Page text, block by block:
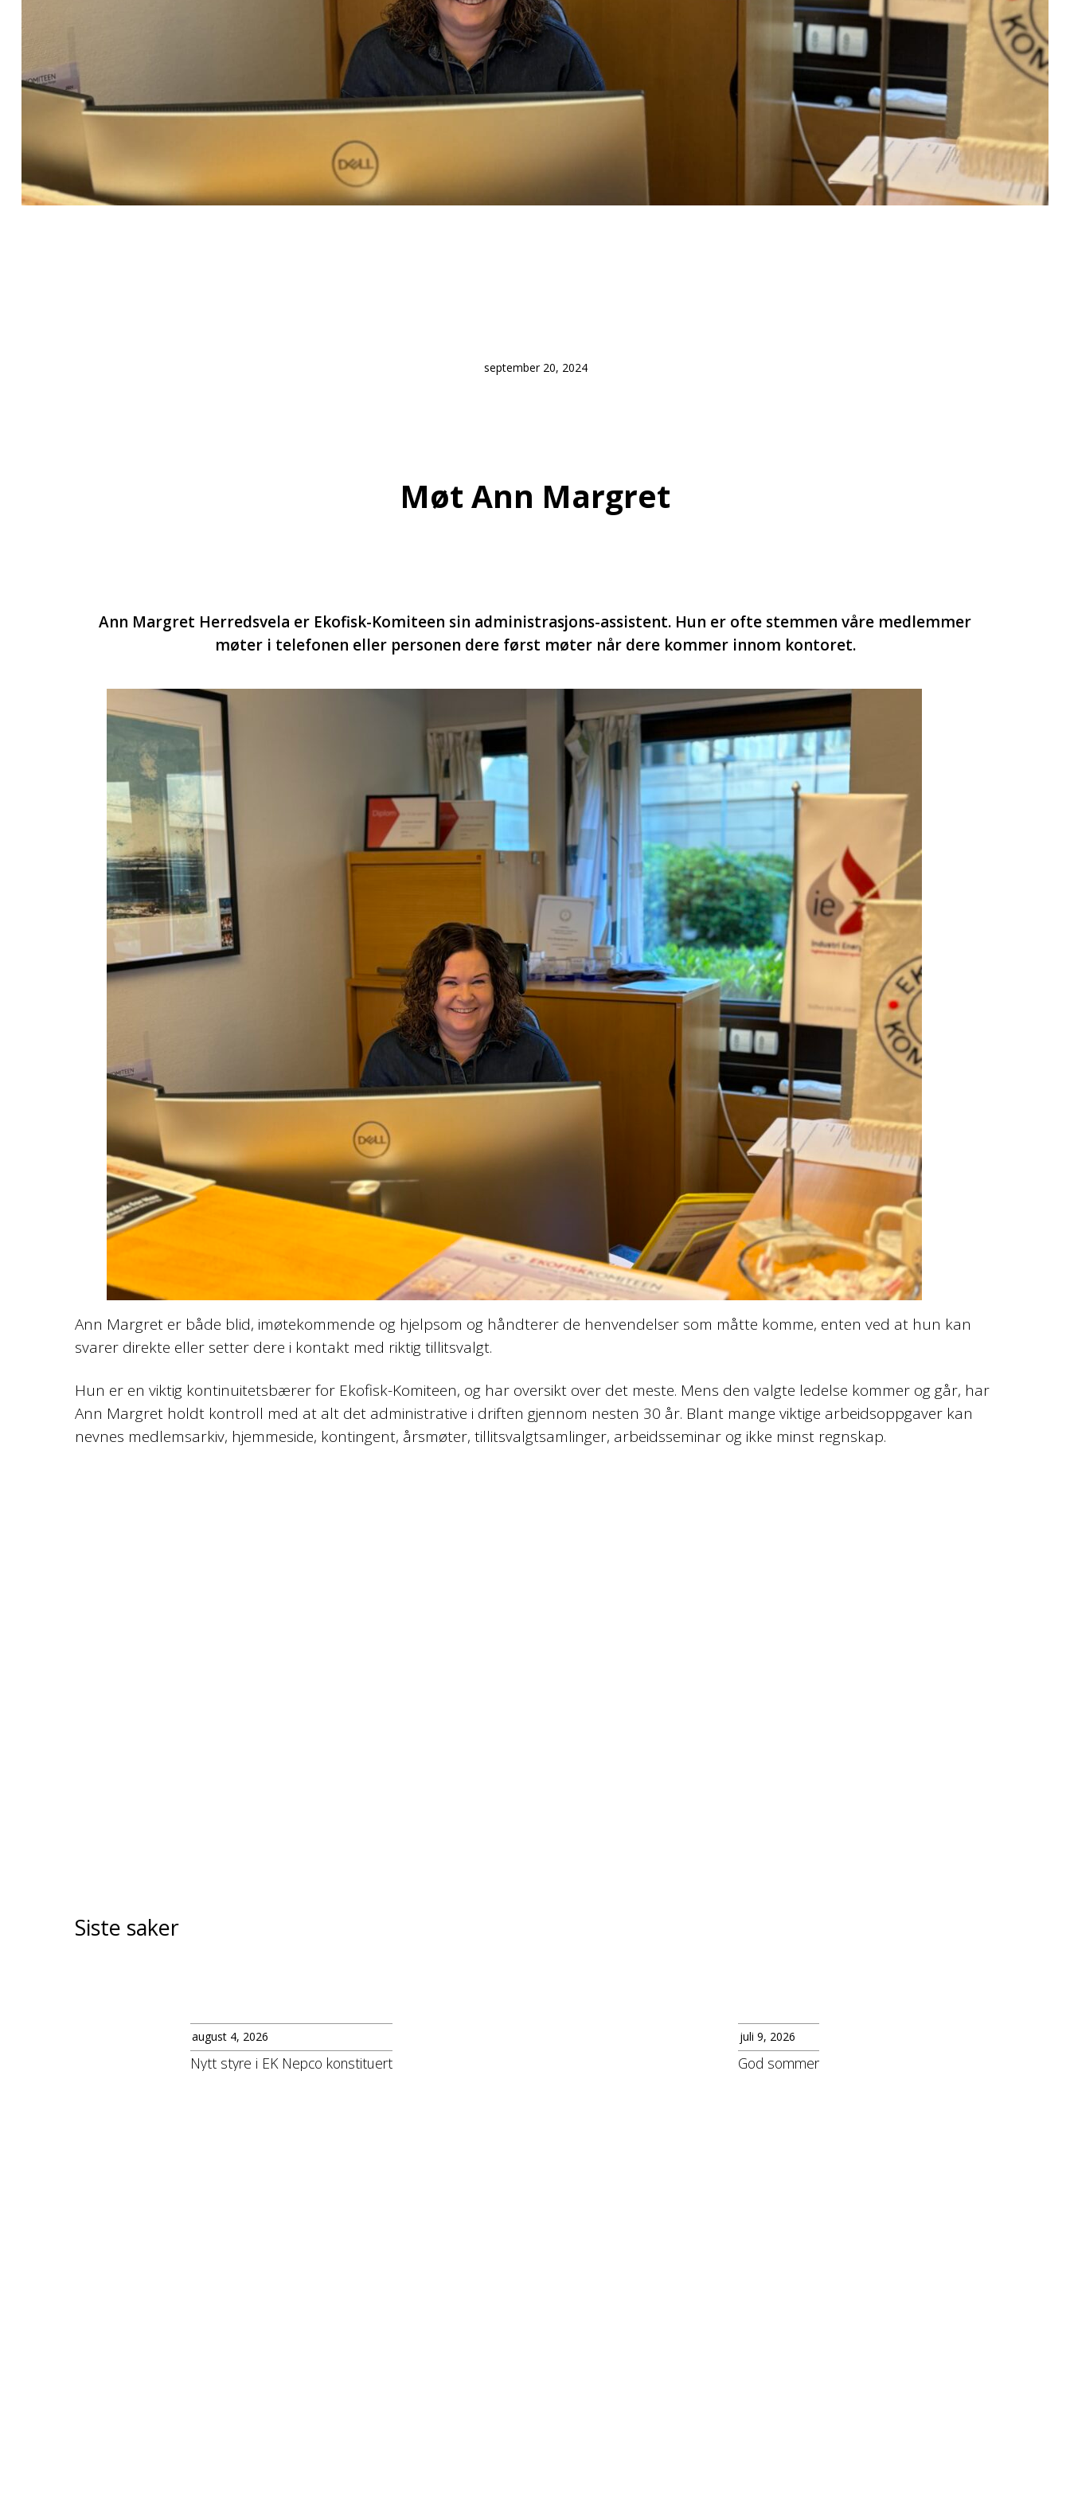
september 20, 2024
Møt Ann Margret
Ann Margret Herredsvela er Ekofisk-Komiteen sin administrasjons-assistent. Hun er ofte stemmen våre medlemmer
møter i telefonen eller personen dere først møter når dere kommer innom kontoret.
Ann Margret er både blid, imøtekommende og hjelpsom og håndterer de henvendelser som måtte komme, enten ved at hun kan
svarer direkte eller setter dere i kontakt med riktig tillitsvalgt.
Hun er en viktig kontinuitetsbærer for Ekofisk-Komiteen, og har oversikt over det meste. Mens den valgte ledelse kommer og går, har
Ann Margret holdt kontroll med at alt det administrative i driften gjennom nesten 30 år. Blant mange viktige arbeidsoppgaver kan
nevnes medlemsarkiv, hjemmeside, kontingent, årsmøter, tillitsvalgtsamlinger, arbeidsseminar og ikke minst regnskap.
Siste saker
august 4, 2026
Nytt styre i EK Nepco konstituert
juli 9, 2026
God sommer